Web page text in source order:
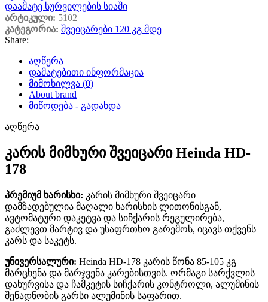
დაამატე სურვილების სიაში
არტიკული: 5102
კატეგორია: შვეიცარები 120 კგ მდე
Share:
აღწერა
დამატებითი ინფორმაცია
მიმოხილვა (0)
About brand
მიწოდება - გადახდა
აღწერა
კარის მიმხური შვეიცარი Heinda HD-
178
პრემიუმ ხარისხი: კარის მიმხური შვეიცარი
დამზადებულია მაღალი ხარისხის ლითონისგან,
ავტომატური დაკეტვა და სიჩქარის რეგულირება,
გაძლევთ მარტივ და უსაფრთხო გარემოს, იცავს თქვენს
კარს და საკეტს.
უნივერსალური: Heinda HD-178 კარის წონა 85-105 კგ
მარცხენა და მარჯვენა კარებისთვის. ორმაგი სარქვლის
დახურვისა და ჩამკეტის სიჩქარის კონტროლი, ალუმინის
შენადნობის გარსი ალუმინის საფარით.